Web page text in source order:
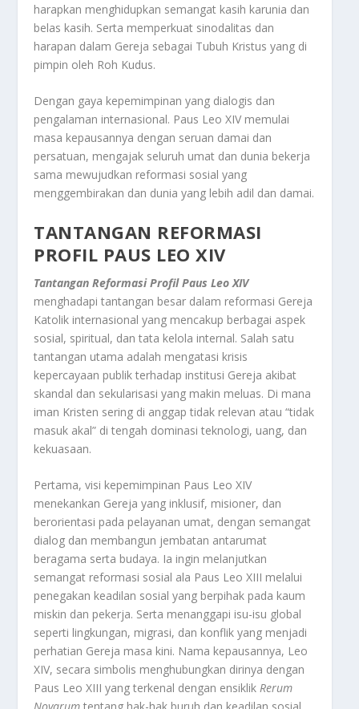
harapkan menghidupkan semangat kasih karunia dan
belas kasih. Serta memperkuat sinodalitas dan
harapan dalam Gereja sebagai Tubuh Kristus yang di
pimpin oleh Roh Kudus.
Dengan gaya kepemimpinan yang dialogis dan
pengalaman internasional. Paus Leo XIV memulai
masa kepausannya dengan seruan damai dan
persatuan, mengajak seluruh umat dan dunia bekerja
sama mewujudkan reformasi sosial yang
menggembirakan dan dunia yang lebih adil dan damai.
TANTANGAN REFORMASI
PROFIL PAUS LEO XIV
Tantangan Reformasi Profil Paus Leo XIV
menghadapi tantangan besar dalam reformasi Gereja
Katolik internasional yang mencakup berbagai aspek
sosial, spiritual, dan tata kelola internal. Salah satu
tantangan utama adalah mengatasi krisis
kepercayaan publik terhadap institusi Gereja akibat
skandal dan sekularisasi yang makin meluas. Di mana
iman Kristen sering di anggap tidak relevan atau “tidak
masuk akal” di tengah dominasi teknologi, uang, dan
kekuasaan.
Pertama, visi kepemimpinan Paus Leo XIV
menekankan Gereja yang inklusif, misioner, dan
berorientasi pada pelayanan umat, dengan semangat
dialog dan membangun jembatan antarumat
beragama serta budaya. Ia ingin melanjutkan
semangat reformasi sosial ala Paus Leo XIII melalui
penegakan keadilan sosial yang berpihak pada kaum
miskin dan pekerja. Serta menanggapi isu-isu global
seperti lingkungan, migrasi, dan konflik yang menjadi
perhatian Gereja masa kini. Nama kepausannya, Leo
XIV, secara simbolis menghubungkan dirinya dengan
Paus Leo XIII yang terkenal dengan ensiklikRerum